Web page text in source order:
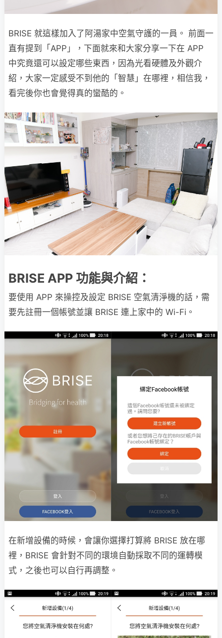
BRISE 就這樣加入了阿湯家中空氣守護的一員。 前面一
直有提到「APP」，下面就來和大家分享一下在 APP
中究竟還可以設定哪些東西，因為光看硬體及外觀介
紹，大家一定感受不到他的「智慧」在哪裡，相信我，
看完後你也會覺得真的蠻酷的。
BRISE APP 功能與介紹：
要使用 APP 來操控及設定 BRISE 空氣清淨機的話，需
要先註冊一個帳號並讓 BRISE 連上家中的 Wi-Fi。
在新增設備的時候，會讓你選擇打算將 BRISE 放在哪
裡，BRISE 會針對不同的環境自動採取不同的運轉模
式，之後也可以自行再調整。